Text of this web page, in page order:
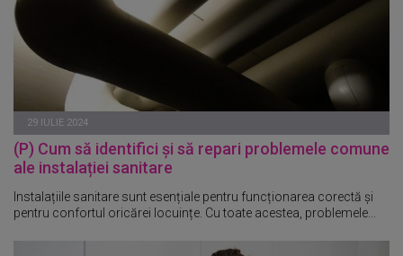
29 IULIE 2024
(P) Cum să identifici și să repari problemele comune
ale instalației sanitare
Instalațiile sanitare sunt esențiale pentru funcționarea corectă și
pentru confortul oricărei locuințe. Cu toate acestea, problemele...